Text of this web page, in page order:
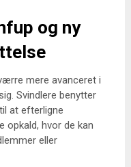
og ny
mere avanceret i
Svindlere benytter
at efterligne
opkald, hvor de kan
eller